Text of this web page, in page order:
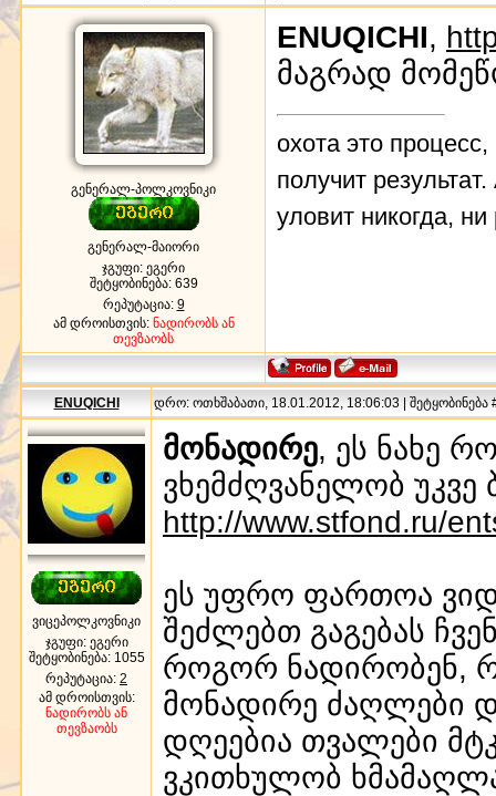
გენერალ-პოლკოვნიკი
გენერალ-მაიორი
ჯგუფი: ეგერი
შეტყობინება: 639
რეპუტაცია: 9
ამ დროისთვის: ნადირობს ან
თევზაობს
ENUQICHI,
მაგრად
охота это
получит
уловит никогда, ни
ENUQICHI დრო: ოთხშაბათი, 18.01.2012, 18:06:03 | შეტყობინება
ვიცეპოლკოვნიკი
ჯგუფი: ეგერი
შეტყობინება: 1055
რეპუტაცია: 2
ამ დროისთვის:
ნადირობს ან
თევზაობს
მონადირე, ეს ნახე
ვხემძღვანელობ
http://www.stfond.ru/
ეს უფრო ფართოა
შეძლებთ გაგებას
როგორ ნადირობენ,
მონადირე ძაღლები
დღეებია თვალები
ვკითხულობ